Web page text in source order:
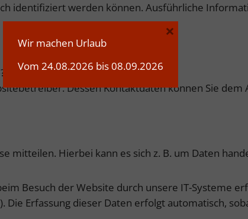
identifiziert werden können. Ausführliche
Dessen Kontaktdaten können Sie dem
mitteilen. Hierbei kann es sich z. B. um Daten
Besuch der Website durch unsere IT-Systeme
Erfassung dieser Daten erfolgt automatisch,
Wir machen Urlaub
Vom 24.08.2026 bis 08.09.2026
×